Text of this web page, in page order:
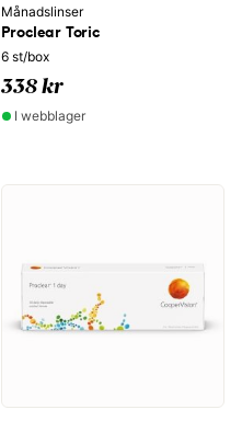
Månadslinser
Proclear Toric
6 st/box
338 kr
I webblager